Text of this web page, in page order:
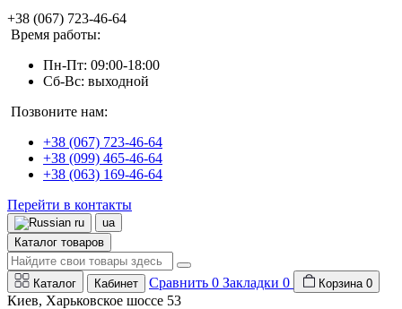
+38 (067) 723-46-64
Время работы:
Пн-Пт: 09:00-18:00
Сб-Вс: выходной
Позвоните нам:
+38 (067) 723-46-64
+38 (099) 465-46-64
+38 (063) 169-46-64
Перейти в контакты
ru
ua
Каталог товаров
Каталог Кабинет Сравнить 0 Закладки 0 Корзина 0
Киев, Харьковское шоссе 53